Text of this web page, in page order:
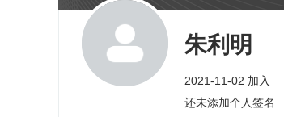
朱利明
2021-11-02 加入
还未添加个人签名